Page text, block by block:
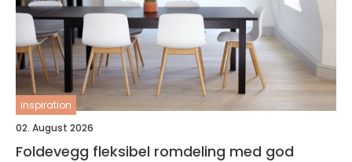
inspiration
02. August 2026
Foldevegg fleksibel romdeling med god